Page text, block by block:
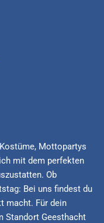
Mottopartys
mit dem perfekten
Ob
Bei uns findest du
macht. Für dein
Standort Geesthacht